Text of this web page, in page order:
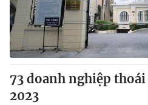
Thế giới đó đây
Câu chuyện quốc tế
Tài chính
Thị trường
Góc doanh nghiệp
Dữ liệu và đời sống
Truyền hình
Phim VTV
Giải trí
73 doanh nghiệp
2023